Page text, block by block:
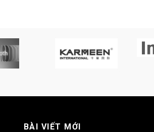
BÀI VIẾT MỚI